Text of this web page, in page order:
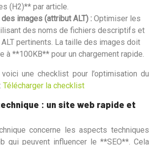
(H2)** par article.
images (attribut ALT) : Optimiser les
des noms de fichiers descriptifs et
pertinents. La taille des images doit
à **100KB** pour un chargement rapide.
une checklist pour l’optimisation du
Télécharger la checklist
: un site web rapide et
concerne les aspects techniques
qui peuvent influencer le **SEO**. Cela